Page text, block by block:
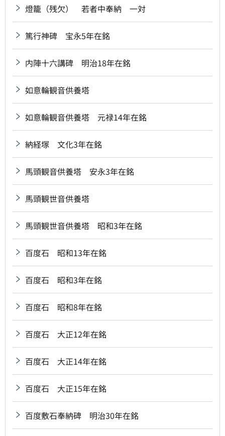
燈籠（残欠） 若者中奉納 一対
篤行神碑 宝永5年在銘
内陣十六講碑 明治18年在銘
如意輪観音供養塔
如意輪観音供養塔 元禄14年在銘
納経塚 文化3年在銘
馬頭観音供養塔 安永3年在銘
馬頭観世音供養塔
馬頭観世音供養塔 昭和3年在銘
百度石 昭和13年在銘
百度石 昭和3年在銘
百度石 昭和8年在銘
百度石 大正12年在銘
百度石 大正14年在銘
百度石 大正15年在銘
百度敷石奉納碑 明治30年在銘